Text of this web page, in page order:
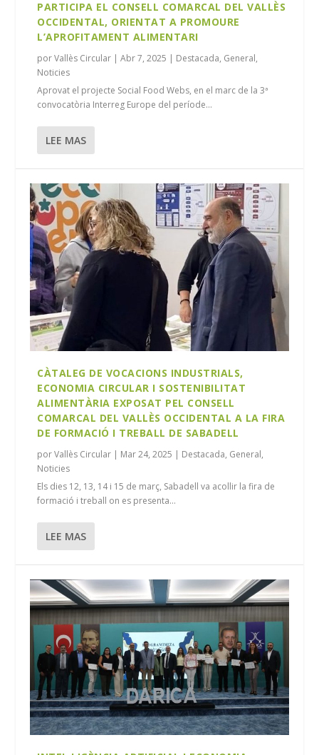
PARTICIPA EL CONSELL COMARCAL DEL VALLÈS
OCCIDENTAL, ORIENTAT A PROMOURE
L’APROFITAMENT ALIMENTARI
porVallès Circular |Abr 7, 2025 | Destacada, General,
Noticies
Aprovat el projecte Social Food Webs, en el marc de la 3ª
convocatòria Interreg Europe del període...
LEE MAS
CÀTALEG DE VOCACIONS INDUSTRIALS,
ECONOMIA CIRCULAR I SOSTENIBILITAT
ALIMENTÀRIA EXPOSAT PEL CONSELL
COMARCAL DEL VALLÈS OCCIDENTAL A LA FIRA
DE FORMACIÓ I TREBALL DE SABADELL
porVallès Circular | Mar 24, 2025 | Destacada, General,
Noticies
Els dies 12, 13, 14 i 15 de març, Sabadell va acollir la fira de
formació i treball on es presenta...
LEE MAS